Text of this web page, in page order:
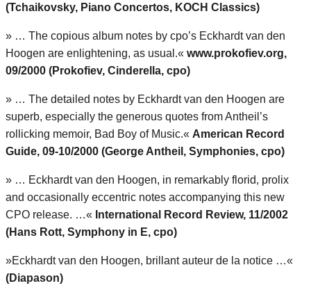
(Tchaikovsky, Piano Concertos, KOCH Classics)
» … The copious album notes by cpo’s Eckhardt van den
Hoogen are enlightening, as usual.« www.prokofiev.org,
09/2000 (Prokofiev, Cinderella, cpo)
» … The detailed notes by Eckhardt van den Hoogen are
superb, especially the generous quotes from Antheil’s
rollicking memoir, Bad Boy of Music.« American Record
Guide, 09-10/2000 (George Antheil, Symphonies, cpo)
» … Eckhardt van den Hoogen, in remarkably florid, prolix
and occasionally eccentric notes accompanying this new
CPO release. …« International Record Review, 11/2002
(Hans Rott, Symphony in E, cpo)
»Eckhardt van den Hoogen, brillant auteur de la notice …«
(Diapason)